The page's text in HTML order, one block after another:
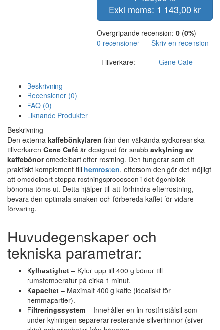
Exkl moms: 1 143,00 kr
Övergripande recension: 0 (0%)
0 recensioner
Skriv en recension
Tillverkare:
Gene Café
Beskrivning
Recensioner (0)
FAQ (0)
Liknande Produkter
Beskrivning
Den externa kaffebönkylaren från den välkända sydkoreanska
tillverkaren Gene Café är designad för snabb avkylning av
kaffebönoromedelbart efter rostning. Den fungerar som ett
praktiskt komplement till hemrosten, eftersom den gör det möjligt
att omedelbart stoppa rostningsprocessen i det ögonblick
bönorna töms ut. Detta hjälper till att förhindra efterrostning,
bevara den optimala smaken och förbereda kaffet för vidare
förvaring.
Huvudegenskaper och
tekniska parametrar:
Kylhastighet – Kyler upp till 400 g bönor till
rumstemperatur på cirka 1 minut.
Kapacitet – Maximalt 400 g kaffe (idealiskt för
hemmapartier).
Filtreringssystem – Innehåller en fin rostfri stålsil som
under kylningen separerar resterande silverhinnor (silver